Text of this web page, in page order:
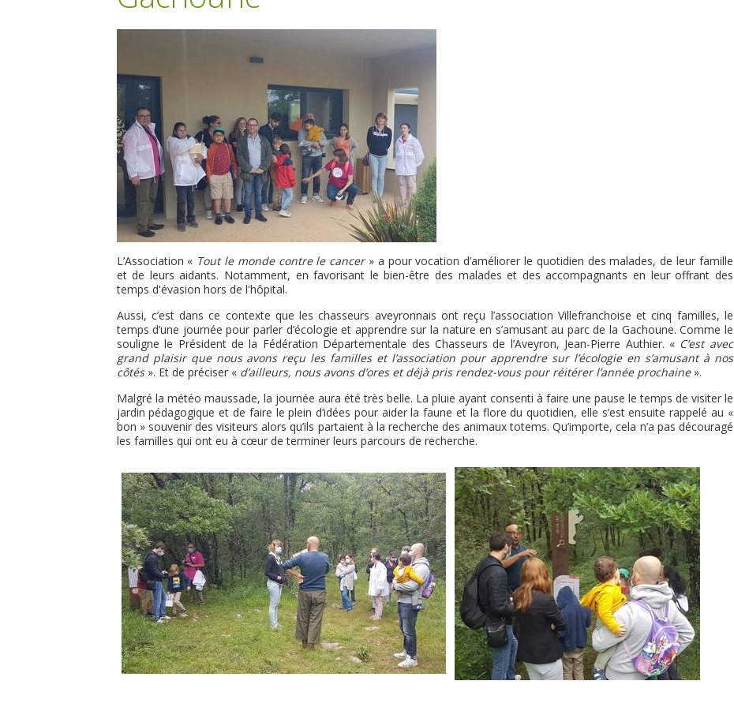
L’Association « Tout le monde contre le cancer» a pour vocation d’améliorer le quotidien des malades, de leur famille
et de leurs aidants. Notamment, en favorisant le bien-être des malades et des accompagnants en leur offrant des
temps d'évasion hors de l'hôpital.
Aussi, c’est dans ce contexte que les chasseurs aveyronnais ont reçu l’association Villefranchoise et cinq familles, le
temps d’une journée pour parler d’écologie et apprendre sur la nature en s’amusant au parc de la Gachoune. Comme le
souligne le Président de la Fédération Départementale des Chasseurs de l’Aveyron, Jean-Pierre Authier. « C’est avec
grand plaisir que nous avons reçu les familles et l’association pour apprendre sur l’écologie en s’amusant à nos
côtés». Et de préciser « d’ailleurs, nous avons d’ores et déjà pris rendez-vous pour réitérer l’année prochaine».
Malgré la météo maussade, la journée aura été très belle. La pluie ayant consenti à faire une pause le temps de visiter le
jardin pédagogique et de faire le plein d’idées pour aider la faune et la flore du quotidien, elle s’est ensuite rappelé au «
bon » souvenir des visiteurs alors qu’ils partaient à la recherche des animaux totems. Qu’importe, cela n’a pas découragé
les familles qui ont eu à cœur de terminer leurs parcours de recherche.